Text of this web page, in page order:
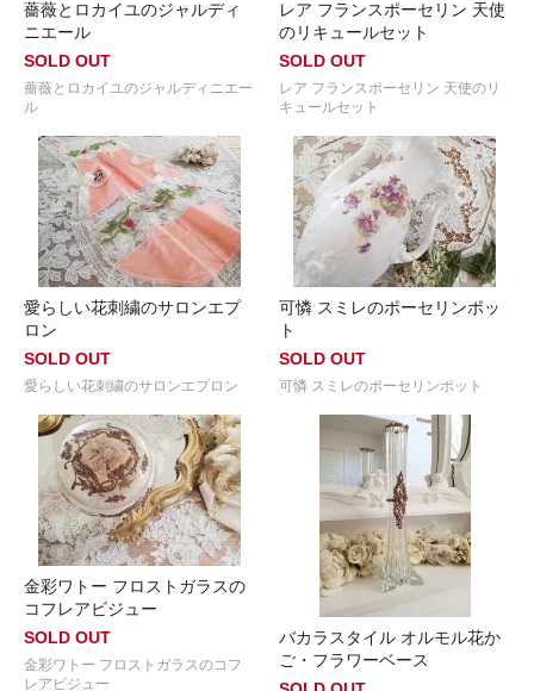
薔薇とロカイユのジャルディ
ニエール
SOLD OUT
薔薇とロカイユのジャルディニエー
ル
レア フランスポーセリン 天使
のリキュールセット
SOLD OUT
レア フランスポーセリン 天使のリ
キュールセット
愛らしい花刺繍のサロンエプ
ロン
SOLD OUT
愛らしい花刺繍のサロンエプロン
可憐 スミレのポーセリンポッ
ト
SOLD OUT
可憐 スミレのポーセリンポット
金彩ワトー フロストガラスの
コフレアビジュー
SOLD OUT
金彩ワトー フロストガラスのコフ
レアビジュー
バカラスタイル オルモル花か
ご・フラワーベース